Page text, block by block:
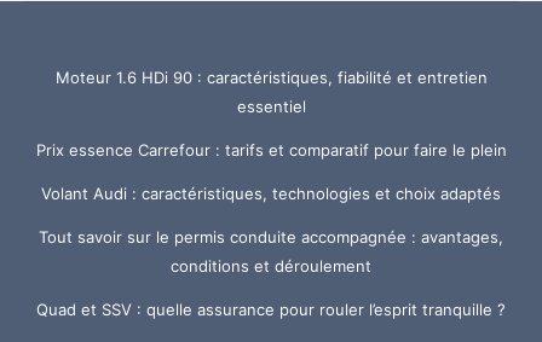
Moteur 1.6 HDi 90 : caractéristiques, fiabilité et entretien
essentiel
Prix essence Carrefour : tarifs et comparatif pour faire le plein
Volant Audi : caractéristiques, technologies et choix adaptés
Tout savoir sur le permis conduite accompagnée : avantages,
conditions et déroulement
Quad et SSV : quelle assurance pour rouler l’esprit tranquille ?